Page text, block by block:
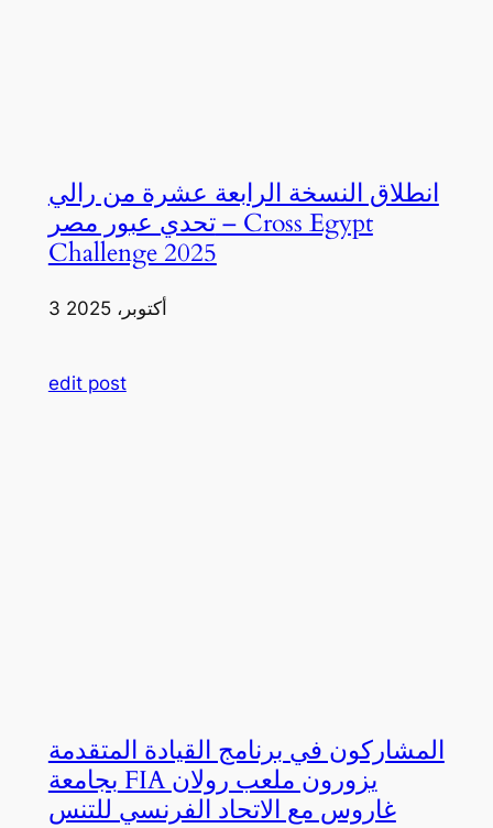
انطلاق النسخة الرابعة عشرة من رالي
تحدي عبور مصر – Cross Egypt
Challenge 2025
3 أكتوبر، 2025
edit post
المشاركون في برنامج القيادة المتقدمة
بجامعة FIA يزورون ملعب رولان
غاروس مع الاتحاد الفرنسي للتنس